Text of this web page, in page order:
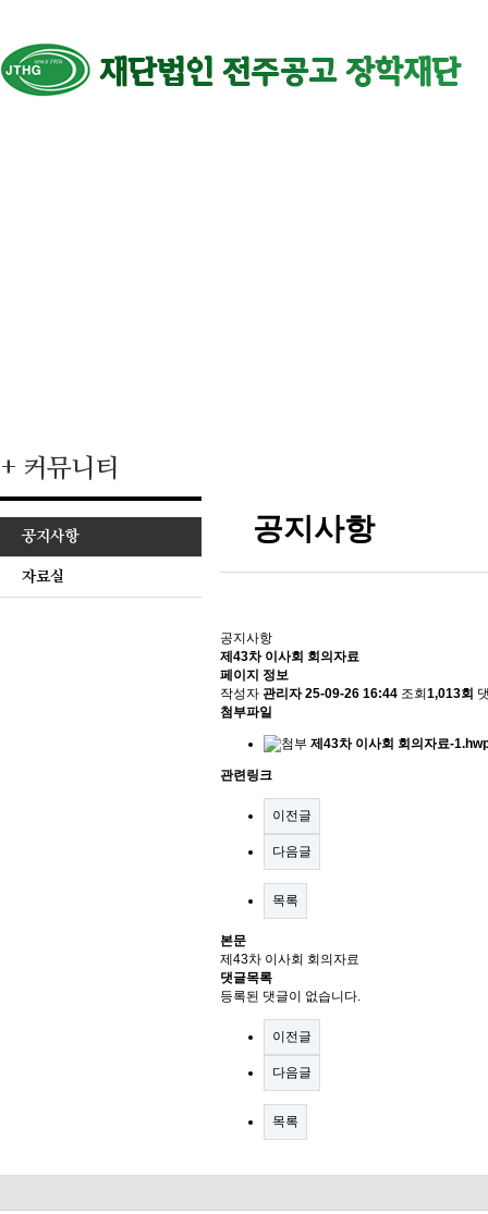
+ 커뮤니티
공지사항
자료실
공지사항
공지사항
제43차 이사회 회의자료
페이지 정보
작성자 관리자 25-09-26 16:44 조회 1,013회
첨부파일
제43차 이사회 회의자료-
관련링크
이전글
다음글
목록
본문
제43차 이사회 회의자료
댓글목록
등록된 댓글이 없습니다.
이전글
다음글
목록